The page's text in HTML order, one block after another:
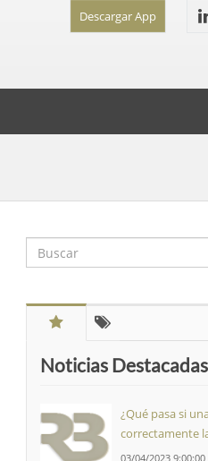
Descargar App
Noticias Destacadas
¿Qué pasa si
correctamente
03/04/2023 9:00:00